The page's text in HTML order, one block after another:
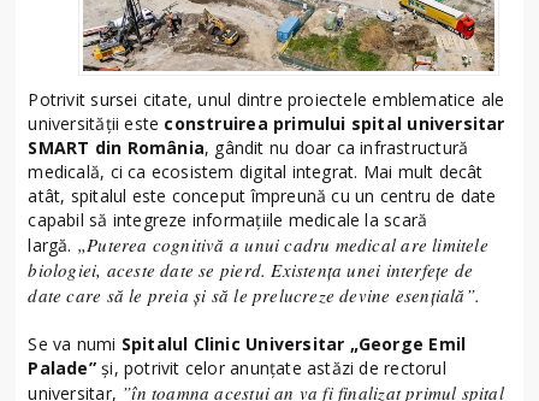
Potrivit sursei citate, unul dintre proiectele emblematice ale
universității este construirea primului spital universitar
SMART din România, gândit nu doar ca infrastructură
medicală, ci ca ecosistem digital integrat. Mai mult decât
atât, spitalul este conceput împreună cu un centru de date
capabil să integreze informațiile medicale la scară
largă. „Puterea cognitivă a unui cadru medical are limitele
biologiei, aceste date se pierd. Existența unei interfețe de
date care să le preia și să le prelucreze devine esențială”.
Se va numi Spitalul Clinic Universitar „George Emil
Palade”și, potrivit celor anunțate astăzi de rectorul
universitar, ”în toamna acestui an va fi finalizat primul spital